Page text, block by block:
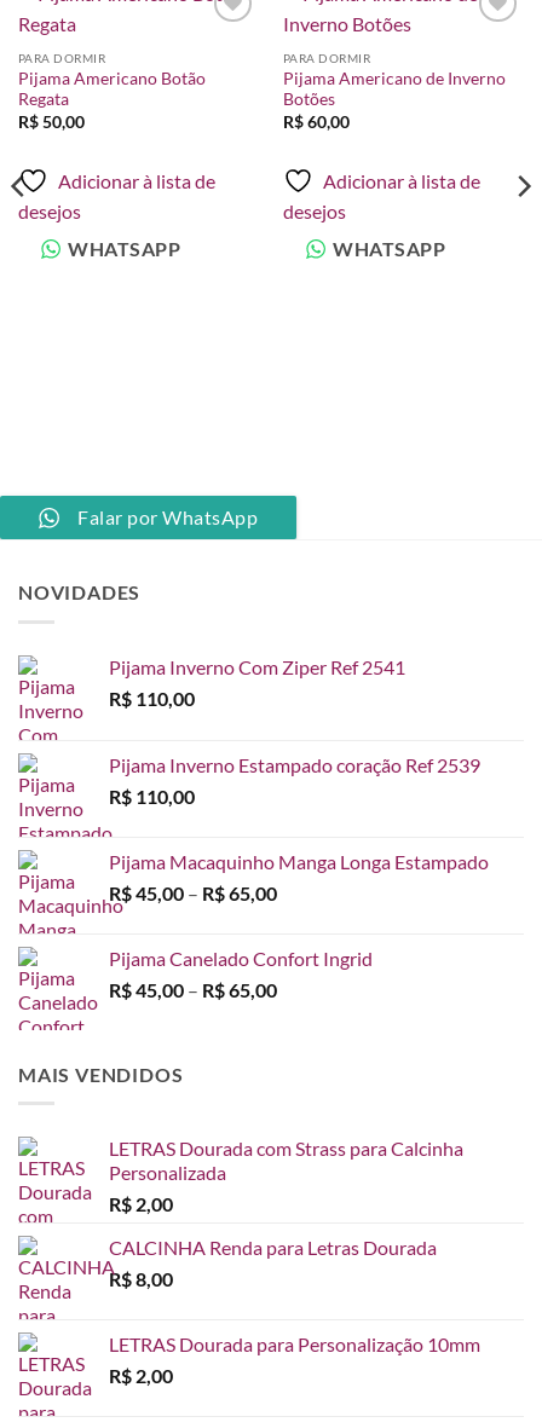
desejos
PARA DORMIR
Pijama Americano Botão
Regata
R$50,00
Adicionar à lista de
desejos
WHATSAPP
PARA DORMIR
Pijama Americano de Inverno
Botões
R$60,00
Adicionar à lista de
desejos
WHATSAPP
Falar por WhatsApp
NOVIDADES
Pijama Inverno Com Ziper Ref 2541
R$ 110,00
Pijama Inverno Estampado coração Ref 2539
R$ 110,00
Pijama Macaquinho Manga Longa Estampado
R$45,00 – R$65,00Faixa
R$ 45,00
através
Pijama Canelado Confort Ingrid
R$45,00 – R$65,00Faixa
MAIS VENDIDOS
LETRAS Dourada com Strass para Calcinha
Personalizada
R$ 2,00
CALCINHA Renda para Letras Dourada
R$8,00
LETRAS Dourada para Personalização 10mm
R$ 2,00